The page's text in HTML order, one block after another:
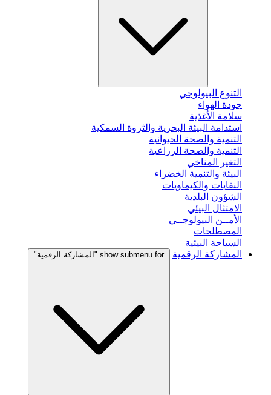
التنوع البيولوجي
جودة الهواء
سلامة الأغذية
استدامة البيئة البحرية والثروة السمكية
التنمية والصحة الحيوانية
التنمية والصحة الزراعية
التغير المناخي
البيئة والتنمية الخضراء
النفايات والكيماويات
الشؤون البلدية
الامتثال البيئي
الأمــن البيولوجــي
المصطلحات
السياحة البيئية
المشاركة الرقمية
show submenu for "المشاركة الرقمية"